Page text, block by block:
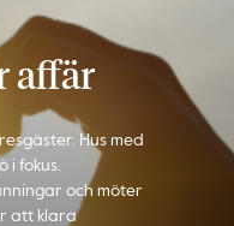
affär
Hus med
i fokus.
och möter
att klara